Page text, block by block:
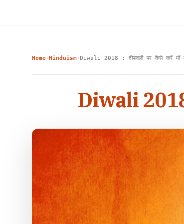
Home›Hinduism›Diwali 2018 : दीपावली पर कैसे करें माँ
Diwali 2018 :